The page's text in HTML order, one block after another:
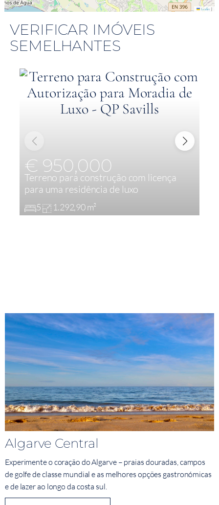
Leaflet |
VERIFICAR IMÓVEIS
SEMELHANTES
€ 950,000
Terreno para construção com licença
para uma residência de luxo
5 1.292,90 m²
Algarve Central
Experimente o coração do Algarve – praias douradas, campos
de golfe de classe mundial e as melhores opções gastronómicas
e de lazer ao longo da costa sul.